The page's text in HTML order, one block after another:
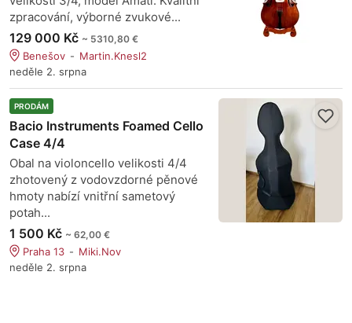
zpracování, výborné zvukové...
129 000 Kč ~ 5310,80 €
Benešov
Martin.Knesl2
neděle 2. srpna
PRODÁM
Bacio Instruments Foamed Cello
Case 4/4
Obal na violoncello velikosti 4/4
zhotovený z vodovzdorné pěnové
hmoty nabízí vnitřní sametový
potah...
1 500 Kč ~ 62,00 €
Praha 13
Miki.Nov
neděle 2. srpna